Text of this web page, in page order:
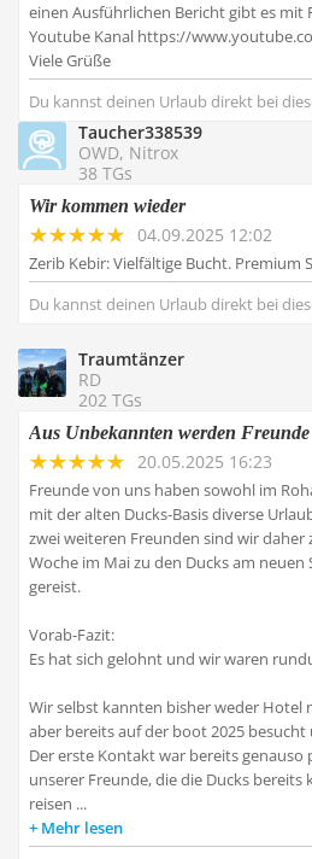
einen Ausführlichen Bericht gibt es mit
Youtube Kanal https://
Viele Grüße
Du kannst deinen Urlaub direkt bei
Taucher338539
OWD, Nitrox
38 TGs
Wir kommen wieder
04.09.2025 12:02
Zerib Kebir: Vielfältige Bucht. Premium
Du kannst deinen Urlaub direkt bei
Traumtänzer
RD
202 TGs
Aus Unbekannten werden Freunde
20.05.2025 16:23
Freunde von uns haben sowohl im
mit der alten Ducks-Basis diverse
zwei weiteren Freunden sind wir daher
Woche im Mai zu den Ducks am
gereist.
Vorab-Fazit:
Es hat sich gelohnt und wir waren
Wir selbst kannten bisher weder Hotel
aber bereits auf der boot 2025
Der erste Kontakt war bereits genauso
unserer Freunde, die die Ducks
reisen ...
Mehr lesen